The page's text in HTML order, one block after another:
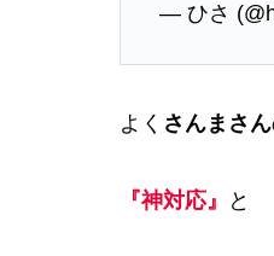
— ひさ
よく さんまさん
『神対応』 と